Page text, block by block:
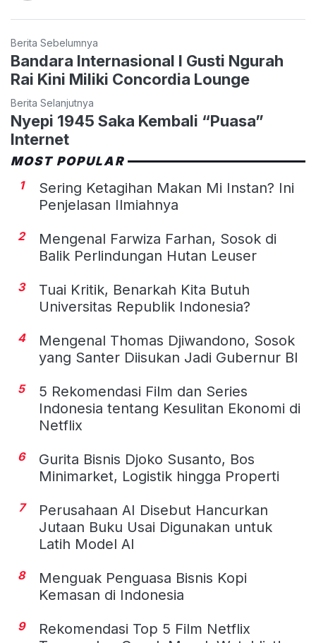
Berita Sebelumnya
Bandara Internasional I Gusti Ngurah
Rai Kini Miliki Concordia Lounge
Berita Selanjutnya
Nyepi 1945 Saka Kembali “Puasa”
Internet
MOST POPULAR
1
Sering Ketagihan Makan Mi Instan? Ini
Penjelasan Ilmiahnya
2
Mengenal Farwiza Farhan, Sosok di
Balik Perlindungan Hutan Leuser
3
Tuai Kritik, Benarkah Kita Butuh
Universitas Republik Indonesia?
4
Mengenal Thomas Djiwandono, Sosok
yang Santer Diisukan Jadi Gubernur BI
5
5 Rekomendasi Film dan Series
Indonesia tentang Kesulitan Ekonomi di
Netflix
6
Gurita Bisnis Djoko Susanto, Bos
Minimarket, Logistik hingga Properti
7
Perusahaan AI Disebut Hancurkan
Jutaan Buku Usai Digunakan untuk
Latih Model AI
8
Menguak Penguasa Bisnis Kopi
Kemasan di Indonesia
9
Rekomendasi Top 5 Film Netflix